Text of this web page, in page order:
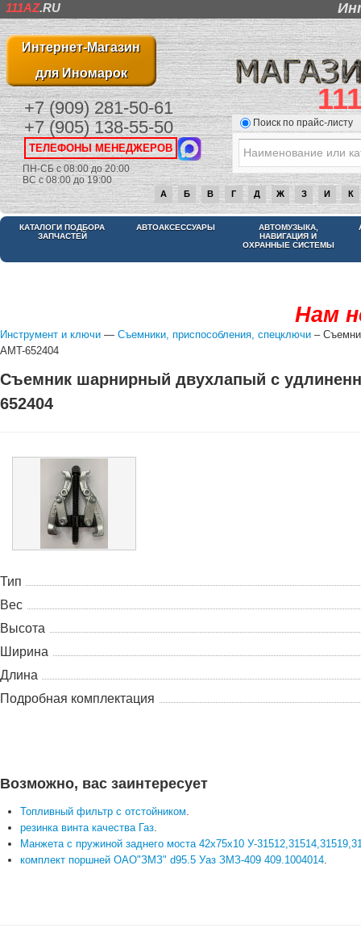
111AZ.RU
Интернет-Магазин
для Иномарок
+7 (909) 281-50-61
+7 (905) 138-55-50
ТЕЛЕФОНЫ МЕНЕДЖЕРОВ
ПН-СБ с 08:00 до 20:00
ВС с 08:00 до 19:00
Поиск по прайс-листу
А Б В Г Д Ж З И К
КАТАЛОГИ ПОДБОРА
ЗАПЧАСТЕЙ
АВТОАКСЕССУАРЫ
АВТОМУЗЫКА,
НАВИГАЦИЯ И
ОХРАННЫЕ СИСТЕМЫ
Нам
Инструмент и ключи — Съемники, приспособления, спецключи –
AMT-652404
Съемник шарнирный двухлапый с
652404
Тип
Вес
Высота
Ширина
Длина
Подробная комплектация
Возможно, вас заинтересует
Топливный фильтр с отстойником.
резинка винта качества Газ.
Манжета с пружиной заднего моста 42х75х10 У-
комплект поршней ОАО"ЗМЗ" d95.5 Уаз ЗМЗ-409 409.1004014.